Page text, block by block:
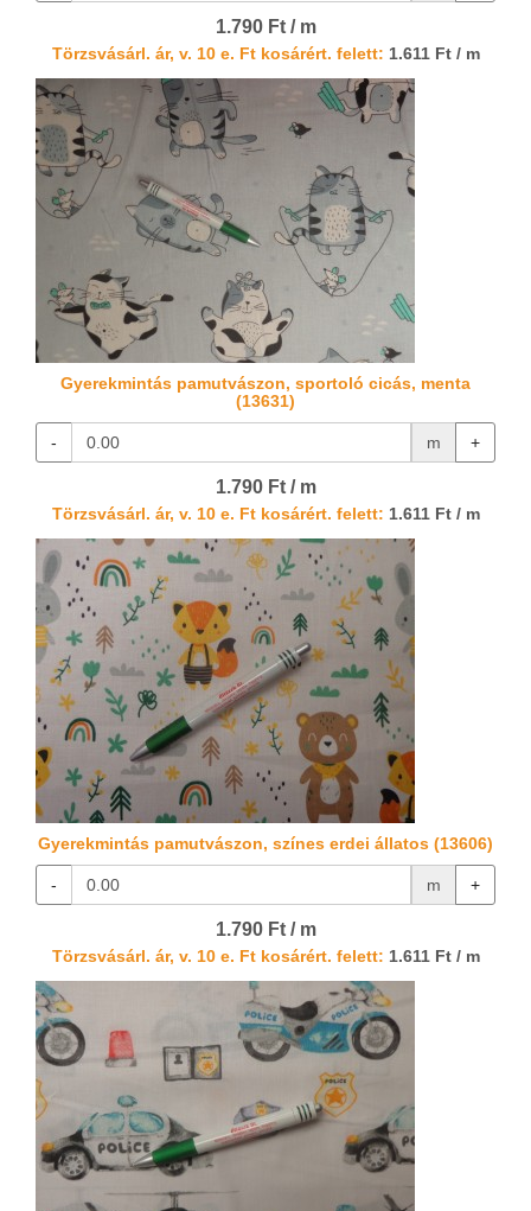
1.790 Ft / m
Törzsvásárl. ár, v. 10 e. Ft kosárért. felett: 1.611 Ft / m
Gyerekmintás pamutvászon, sportoló cicás, menta
(13631)
- m +
1.790 Ft / m
Törzsvásárl. ár, v. 10 e. Ft kosárért. felett: 1.611 Ft / m
Gyerekmintás pamutvászon, színes erdei állatos (13606)
- m +
1.790 Ft / m
Törzsvásárl. ár, v. 10 e. Ft kosárért. felett: 1.611 Ft / m